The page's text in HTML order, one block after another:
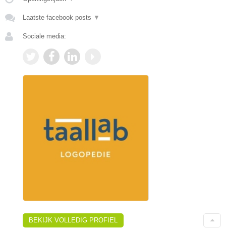
Laatste facebook posts ▼
Sociale media:
BEKIJK VOLLEDIG PROFIEL